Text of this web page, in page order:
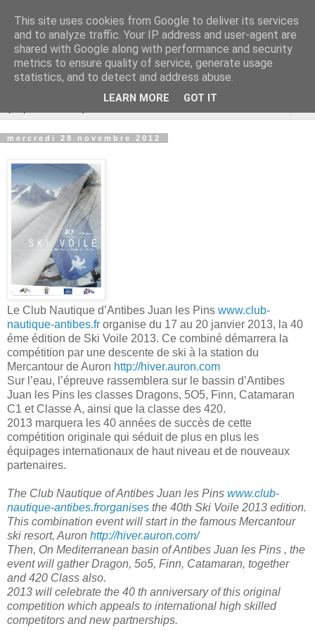
Cannes Dragon
International
mercredi 28 novembre 2012
Le Club Nautique d’Antibes Juan les Pins www.club-
nautique-antibes.fr organise du 17 au 20 janvier 2013, la 40
éme édition de Ski Voile 2013. Ce combiné démarrera la
compétition par une descente de ski à la station du
Mercantour de Auron http://hiver.auron.com
Sur l’eau, l’épreuve rassemblera sur le bassin d’Antibes
Juan les Pins les classes Dragons, 5O5, Finn, Catamaran
C1 et Classe A, ainsi que la classe des 420.
2013 marquera les 40 années de succès de cette
compétition originale qui séduit de plus en plus les
équipages internationaux de haut niveau et de nouveaux
partenaires.
The Club Nautique of Antibes Juan les Pins www.club-
nautique-antibes.frorganises the 40th Ski Voile 2013 edition.
This combination event will start in the famous Mercantour
ski resort, Auron http://hiver.auron.com/
Then, On Mediterranean basin of Antibes Juan les Pins , the
event will gather Dragon, 5o5, Finn, Catamaran, together
and 420 Class also.
2013 will celebrate the 40 th anniversary of this original
competition which appeals to international high skilled
competitors and new partnerships.
This site uses cookies from Google to deliver its services
and to analyze traffic. Your IP address and user-agent are
shared with Google along with performance and security
metrics to ensure quality of service, generate usage
statistics, and to detect and address abuse.
LEARN MORE GOT IT